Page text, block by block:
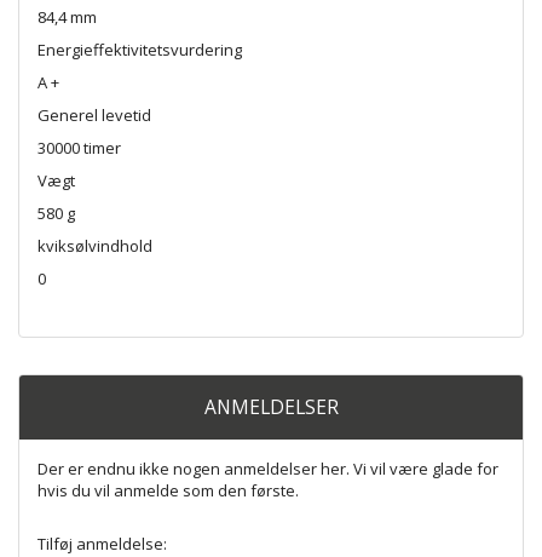
84,4 mm
Energieffektivitetsvurdering
A +
Generel levetid
30000 timer
Vægt
580 g
kviksølvindhold
0
ANMELDELSER
Der er endnu ikke nogen anmeldelser her. Vi vil være glade for
hvis du vil anmelde som den første.
Tilføj anmeldelse: